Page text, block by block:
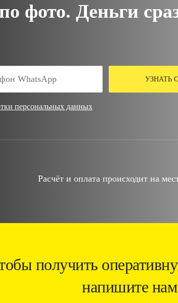
Деньги
УЗНАТЬ
персональных данных
Расчёт и оплата происходит на
получить
напишите